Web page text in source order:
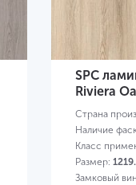
SPC
Riviera
Страна
Наличие
Класс
Размер:
Замковый